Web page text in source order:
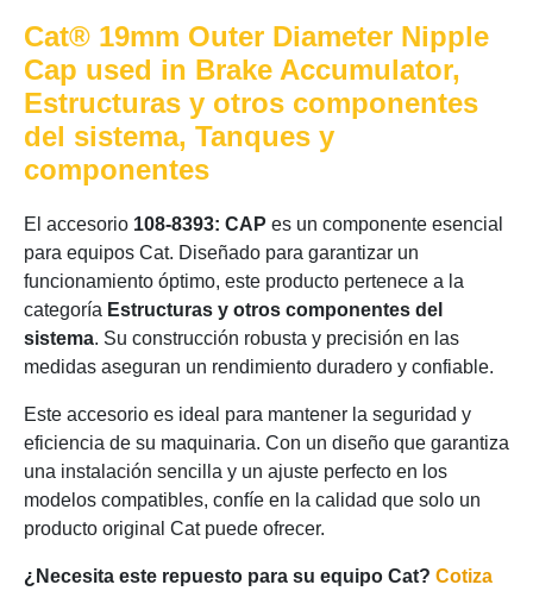
Cat® 19mm Outer Diameter Nipple
Cap used in Brake Accumulator,
Estructuras y otros componentes
del sistema, Tanques y
componentes
El accesorio 108-8393: CAP es un componente esencial
para equipos Cat. Diseñado para garantizar un
funcionamiento óptimo, este producto pertenece a la
categoría Estructuras y otros componentes del
sistema. Su construcción robusta y precisión en las
medidas aseguran un rendimiento duradero y confiable.
Este accesorio es ideal para mantener la seguridad y
eficiencia de su maquinaria. Con un diseño que garantiza
una instalación sencilla y un ajuste perfecto en los
modelos compatibles, confíe en la calidad que solo un
producto original Cat puede ofrecer.
¿Necesita este repuesto para su equipo Cat? Cotiza